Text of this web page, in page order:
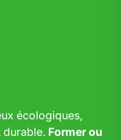
écologiques,
durable. Former ou